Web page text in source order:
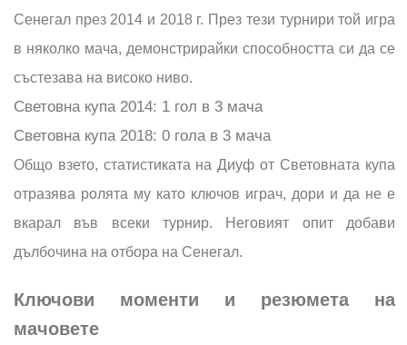
Сенегал през 2014 и 2018 г. През тези турнири той игра
в няколко мача, демонстрирайки способността си да се
състезава на високо ниво.
Световна купа 2014: 1 гол в 3 мача
Световна купа 2018: 0 гола в 3 мача
Общо взето, статистиката на Диуф от Световната купа
отразява ролята му като ключов играч, дори и да не е
вкарал във всеки турнир. Неговият опит добави
дълбочина на отбора на Сенегал.
Ключови моменти и резюмета на
мачовете